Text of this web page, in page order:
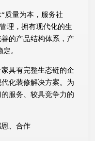
质量为本，服务社
理，拥有现代化的生
的产品结构体系，产
。
具有完整生态链的企
化装修解决方案。为
服务、较具竞争力的
、合作